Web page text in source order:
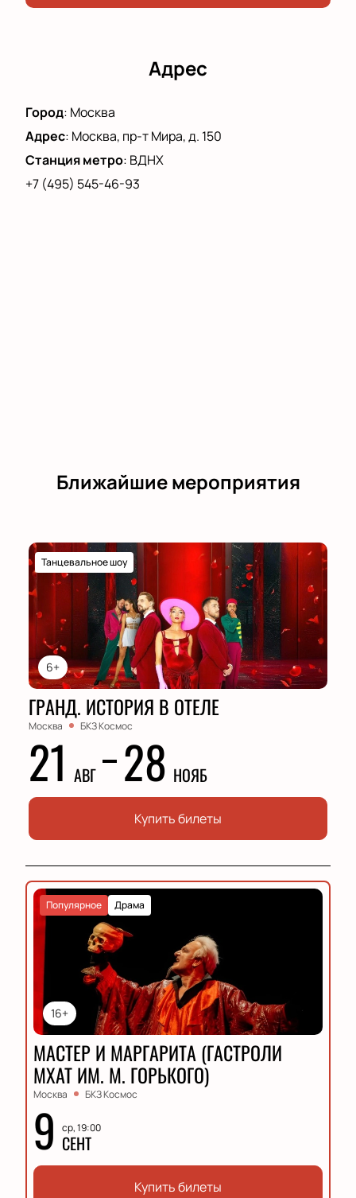
стать свидетелем события, которое оставит
Адрес
Город: Москва
Адрес: Москва, пр-т Мира, д. 150
Станция метро: ВДНХ
+7 (495) 545-46-93
Ближайшие мероприятия
6+
Танцевальное шоу
ГРАНД. ИСТОРИЯ В ОТЕЛЕ
Москва БКЗ Космос
21 АВГ 28 НОЯБ
Купить билеты
16+
Драма
Популярное
МАСТЕР И МАРГАРИТА (ГАСТРОЛИ
МХАТ ИМ. М. ГОРЬКОГО)
Москва БКЗ Космос
9 ср, 19:00
СЕНТ
Купить билеты